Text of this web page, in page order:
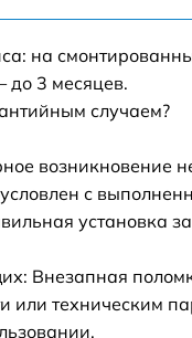
на
3 месяцев.
случаем?
возникновение
с
установка
Внезапная
или техническим